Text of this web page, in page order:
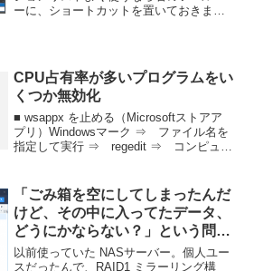
ーに、ショートカットを置いておきまし
⇒ JPEG 形...
CPU占有率が多いプログラムをい
くつか無効化
■ wsappx を止める（Microsoftストアア
プリ）Windowsマーク ⇒ ファイル名を
指定して実行 ⇒ regedit ⇒ コンピュー
Microsoft\Window...
「ごみ箱を空にしてしまったんだ
けど、その中に入ってたデータ、
どうにかならない？」という問い
合わせと、家で使っていた壊れた
NASサーバーのディスク内のファ
以前使っていた NASサーバー。個人ユー
スだったんで、RAID1 ミラーリング構